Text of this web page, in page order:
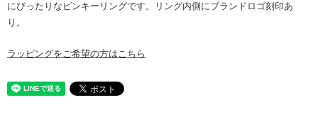
にぴったりなピンキーリングです。リング内側にブランドロゴ刻印あ
り。
ラッピングをご希望の方はこちら